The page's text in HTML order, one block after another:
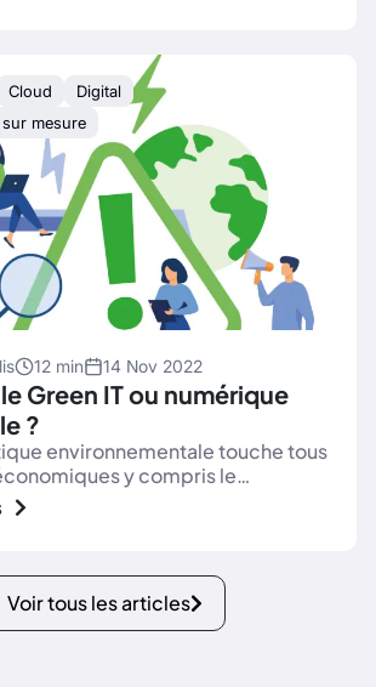
Cloud
Digital
mesure
12 min 14 Nov 2022
Green IT ou numérique
?
environnementale touche tous
y compris le
incontournable une
IT.
Voir tous les articles